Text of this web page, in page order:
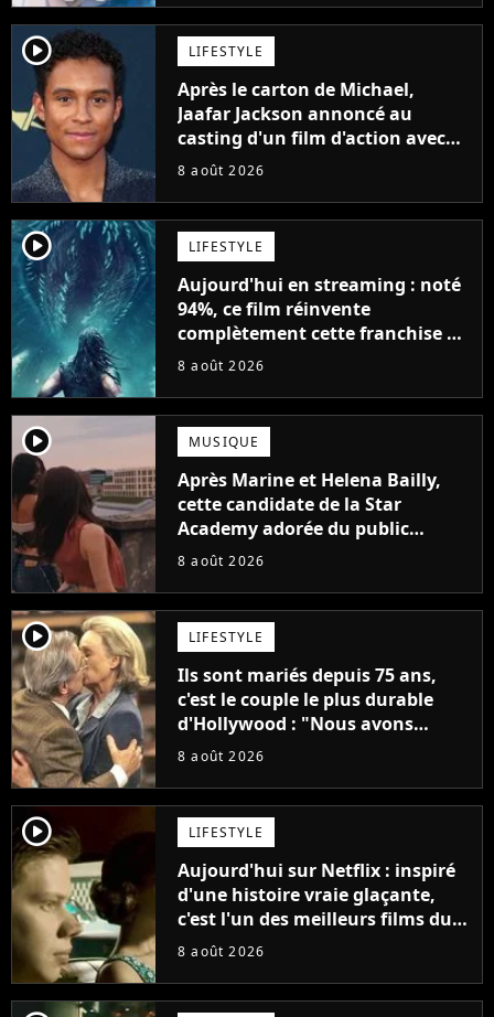
player2 LIFESTYLE
Après le carton de Michael,
Jaafar Jackson annoncé au
casting d'un film d'action avec
Will Smith
8 août 2026
player2 LIFESTYLE
Aujourd'hui en streaming : noté
94%, ce film réinvente
complètement cette franchise de
science-fiction vieille de 40 ans
8 août 2026
player2 MUSIQUE
Après Marine et Helena Bailly,
cette candidate de la Star
Academy adorée du public
annonce son premier album,
8 août 2026
player2 LIFESTYLE
Ils sont mariés depuis 75 ans,
c'est le couple le plus durable
d'Hollywood : "Nous avons
avancé jour après jour, et les
décennies"
8 août 2026
player2 LIFESTYLE
Aujourd'hui sur Netflix : inspiré
d'une histoire vraie glaçante,
c'est l'un des meilleurs films du
21ème siècle
8 août 2026